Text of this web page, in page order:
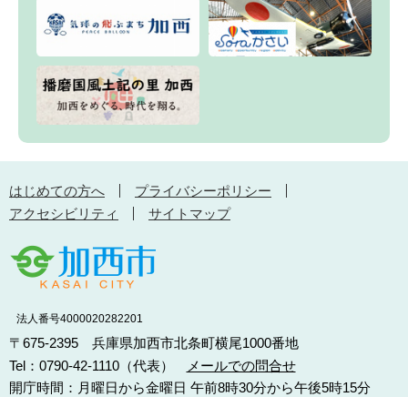
はじめての方へ
プライバシーポリシー
アクセシビリティ
サイトマップ
法人番号4000020282201
〒675-2395 兵庫県加西市北条町横尾1000番地
Tel：0790-42-1110（代表）
メールでの問合せ
開庁時間：月曜日から金曜日 午前8時30分から午後5時15分